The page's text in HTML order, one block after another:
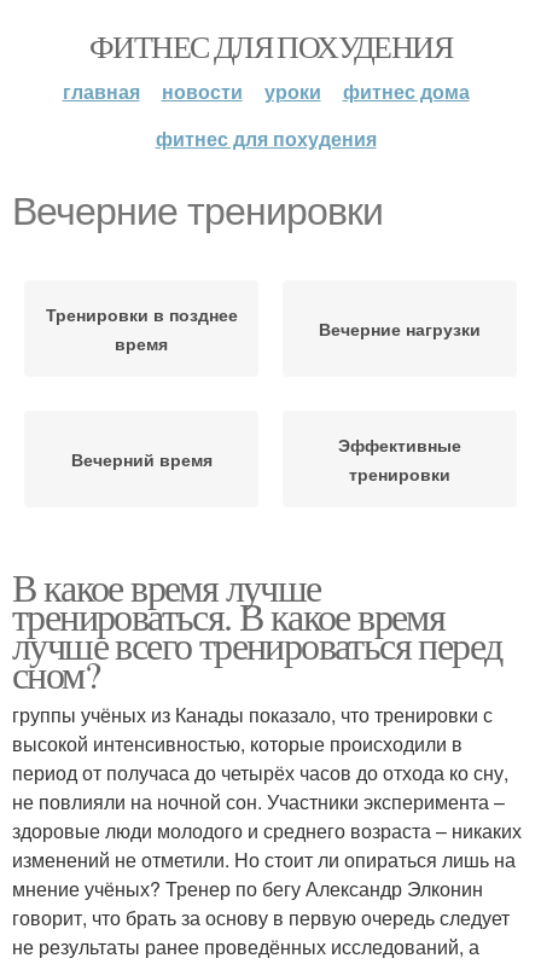
ФИТНЕС ДЛЯ ПОХУДЕНИЯ
главная новости уроки
фитнес дома
фитнес для похудения
Вечерние тренировки
Тренировки в позднее
время
Вечерние нагрузки
Вечерний время
Эффективные
тренировки
В какое время лучше
тренироваться. В какое время
лучше всего тренироваться перед
сном?
группы учёных из Канады показало, что тренировки с
высокой интенсивностью, которые происходили в
период от получаса до четырёх часов до отхода ко сну,
не повлияли на ночной сон. Участники эксперимента –
здоровые люди молодого и среднего возраста – никаких
изменений не отметили. Но стоит ли опираться лишь на
мнение учёных? Тренер по бегу Александр Элконин
говорит, что брать за основу в первую очередь следует
не результаты ранее проведённых исследований, а